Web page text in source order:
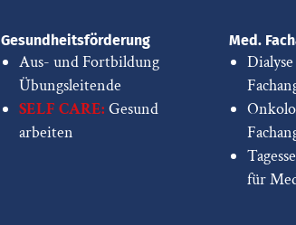
Gesundheitsförderung
Aus- und Fortbildung
Übungsleitende
SELF CARE: Gesund
arbeiten
Med.
für